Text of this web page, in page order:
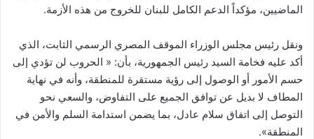
الماضيين، مؤكداً الدعم الكامل للبنان للخروج من هذه الأزمة.
ونقل رئيس مجلس الوزراء الموقف المصري الرسمي الثابت، الذي
أكد عليه فخامة السيد رئيس الجمهورية، بأن: « الحروب لن تؤدي إلى
حسم الأمور أو الوصول إلى رؤية مستقرة للمنطقة، وأنه في نهاية
المطاف لا بديل عن توافق الجميع على التفاوض، والسعي نحو
التوصل إلى اتفاق سلام عادل، بما يضمن استدامة السلم والأمن في
المنطقة».